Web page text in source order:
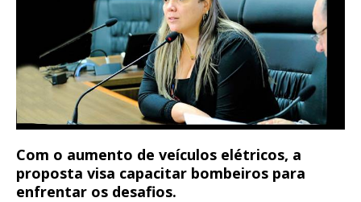
Com o aumento de veículos elétricos, a
proposta visa capacitar bombeiros para
enfrentar os desafios.